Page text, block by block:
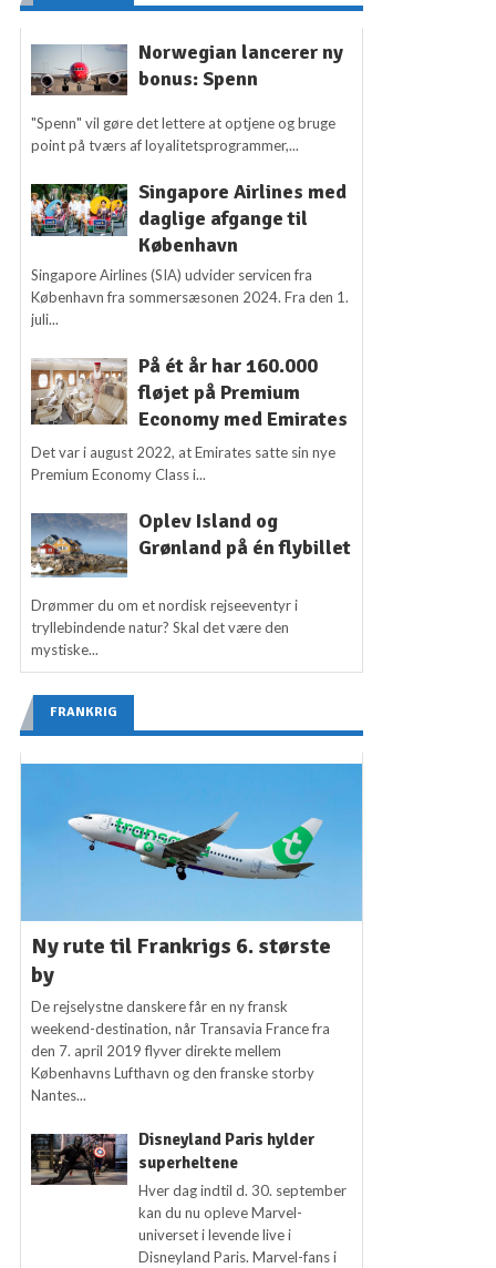
Norwegian lancerer ny
bonus: Spenn
"Spenn" vil gøre det lettere at optjene og bruge
point på tværs af loyalitetsprogrammer,...
Singapore Airlines med
daglige afgange til
København
Singapore Airlines (SIA) udvider servicen fra
København fra sommersæsonen 2024. Fra den 1.
juli...
På ét år har 160.000
fløjet på Premium
Economy med Emirates
Det var i august 2022, at Emirates satte sin nye
Premium Economy Class i...
Oplev Island og
Grønland på én flybillet
Drømmer du om et nordisk rejseeventyr i
tryllebindende natur? Skal det være den
mystiske...
FRANKRIG
Ny rute til Frankrigs 6. største
by
De rejselystne danskere får en ny fransk
weekend-destination, når Transavia France fra
den 7. april 2019 flyver direkte mellem
Københavns Lufthavn og den franske storby
Nantes...
Disneyland Paris hylder
superheltene
Hver dag indtil d. 30. september
kan du nu opleve Marvel-
universet i levende live i
Disneyland Paris. Marvel-fans i